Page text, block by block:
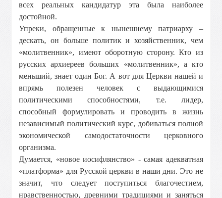
всех реальных кандидатур эта была наиболее
достойной.
Упреки, обращенные к нынешнему патриарху –
дескать, он больше политик и хозяйственник, чем
«молитвенник», имеют оборотную сторону. Кто из
русских архиереев больших «молитвенник», а кто
меньший, знает один Бог. А вот для Церкви нашей и
впрямь полезен человек с выдающимися
политическими способностями, т.е. лидер,
способный формулировать и проводить в жизнь
независимый политический курс, добиваться полной
экономической самодостаточности церковного
организма.
Думается, «новое иосифлянство» - самая адекватная
«платформа» для Русской церкви в наши дни. Это не
значит, что следует поступиться благочестием,
нравственностью, древними традициями и заняться